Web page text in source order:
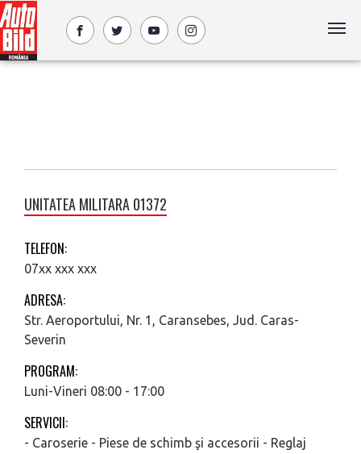
UNITATEA MILITARA 01372
TELEFON:
07xx xxx xxx
ADRESA:
Str. Aeroportului, Nr. 1, Caransebes, Jud. Caras-
Severin
PROGRAM:
Luni-Vineri 08:00 - 17:00
SERVICII:
- Caroserie - Piese de schimb şi accesorii - Reglaj